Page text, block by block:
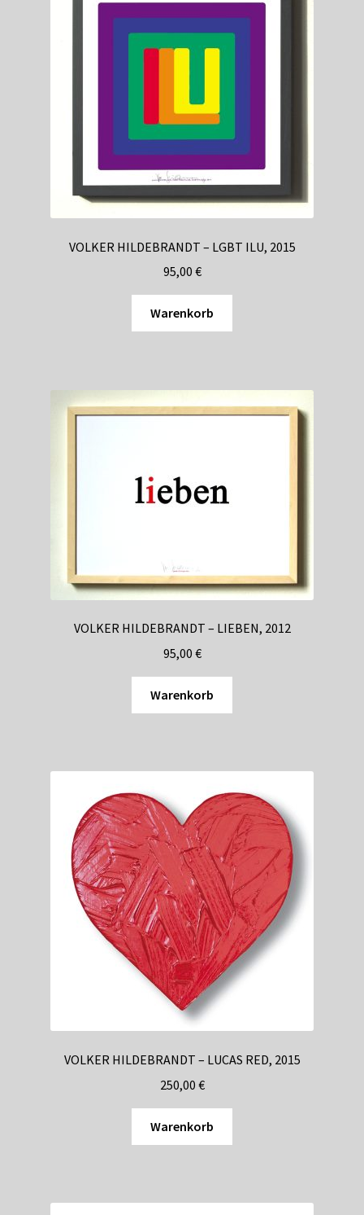
Suchservice
VOLKER HILDEBRANDT – LGBT ILU, 2015
95,00 €
Warenkorb
VOLKER HILDEBRANDT – LIEBEN, 2012
95,00 €
Warenkorb
VOLKER HILDEBRANDT – LUCAS RED, 2015
250,00 €
Warenkorb